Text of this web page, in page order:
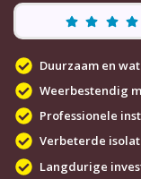
Duurzaam en
Weerbestendig
Professionele
Verbeterde
Langdurige